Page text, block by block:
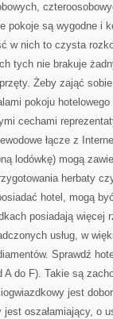
pokoje są wygodne i
w nich to czysta
tych nie brakuje
Żeby zająć
pokoju
cechami
łącze z
lodówkę) mogą
herbaty
hotel, mogą
posiadają więcej
usług, w
Sprawdź
A do F). Takie są
jest
oszałamiający, o